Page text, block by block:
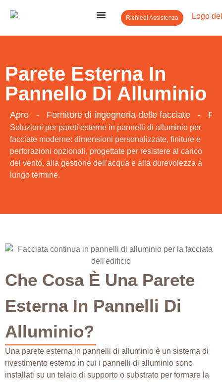
Richiedi Assistenza
Parete Esterna In
Pannello Di Alluminio
Apro - Fornitore di ingegneria delle facciate -
Soluzioni per pareti esterne in pannelli di alluminio per
facciate moderne: dimensioni personalizzate, finiture e
perforazioni opzionali, progettate per resistere al carico
del vento, alla gestione dell'acqua e alla durevolezza a
lungo termine.
Che Cosa È Una Parete
Esterna In Pannelli Di
Alluminio?
Una parete esterna in pannelli di alluminio è un sistema di
rivestimento esterno in cui i pannelli di alluminio sono
installati su un telaio di supporto o substrato per formare la